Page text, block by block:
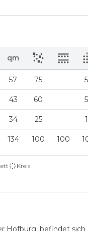
qm
57 75
43 60
34 25
134 100 100
Kreis
Hofburg, befindet